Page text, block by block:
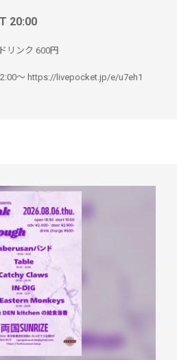
20:00
リンク 600円
〜 https://livepocket.jp/e/u7eh1